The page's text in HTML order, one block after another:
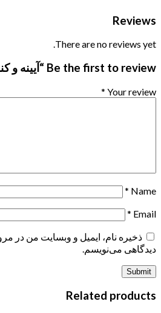
Reviews
There are no reviews yet.
Be the first to review “آیینه و کنسول”
Your review
*
Name
*
Email
*
ذخیره نام، ایمیل و وبسایت من در
دیدگاهی می‌نویسم.
Related products